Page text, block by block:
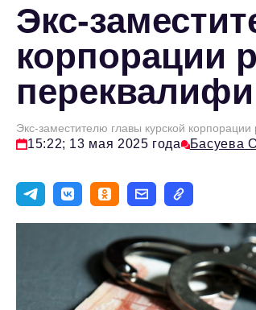
Экс-
корпорации
Экс-заместителю главы курской
15:22; 13 мая 2025 года Басуева